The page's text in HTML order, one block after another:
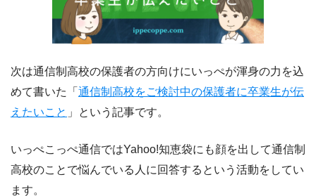
次は通信制高校の保護者の方向けにいっぺが渾身の力を込
めて書いた「 通信制高校をご検討中の保護者に卒業生が伝
えたいこと 」という記事です。
いっぺこっぺ通信ではYahoo!知恵袋にも顔を出して通信制
高校のことで悩んでいる人に回答するという活動をしてい
ます。